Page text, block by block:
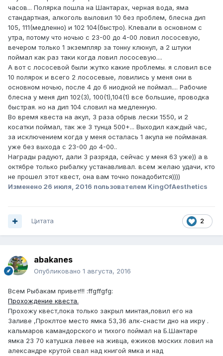
часов... Полярка пошла на Шантарах, черная вода, яма
стандартная, алкоголь выловил 10 без проблем, блесна дип
105, 111(медленно) и 102 104(быстро). Клевали в основном с
утра, потому что ночью с 23-00 до 4-00 ловил лососевую,
вечером только 1 экземпляр за тонну клюнул, а 2 штуки
поймал как раз таки когда ловил лососевую....
А вот с лососевой были жутко какие проблемы. я словил все
10 полярок и всего 2 лососевые, ловились у меня они в
основном ночью, после 4 до 6 ниодной не поймал.... Рабочие
блесна у меня дип 102(3), 100(1),104(1) все большие, проводка
быстрая. но на дип 104 словил на медленную.
Во время квеста на акул, 3 раза обрыв лески 1550, и 2
косатки поймал, так же 3 тунца 500+... Выходил каждый час,
за исключением когда у меня осталась 1 акула не пойманая.
уже без выхода с 23-00 до 4-00..
Награды радуют, дали 3 разряда, сейчас у меня 63 уже)) а в
октябре только рыбалку устанавливал. всем желаю удачи, кто
не прошел этот квест, она вам точно понадобится))))
Изменено 26 июля, 2016 пользователем KingOfAesthetics
2
Цитата
abakanes
Опубликовано 1 августа, 2016
Всем Рыбакам привет!!! :ffgffgfg:
Прохождение квеста.
Прохожу квест,пока только закрыл минтая,ловил его на
Заливе ,Проклтое место ямка 53,36 алк-снасти дно на икру .
кальмаров камандорского и тихого поймал на Б.Шантаре
ямка 23 70 катушка левее на живца, ежиков моских ловил на
александре крутой свал над книгой ямка и над